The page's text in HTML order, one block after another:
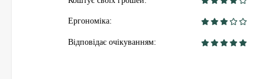
Ергономіка:
Відповідає очікуванням: